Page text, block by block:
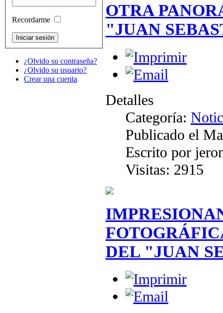
Recordarme
¿Olvido su contraseña?
¿Olvido su usuario?
Crear una cuenta
OTRA
"JUAN
Detalles
Categoría:
Publicado el
Escrito por
Visitas: 2915
DEL "JUAN